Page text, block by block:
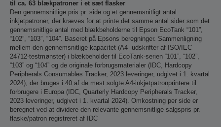
til ca. 63 blækpatroner i et sæt flasker
Den gennemsnitlige pris pr. side og et gennemsnitligt antal
inkjetpatroner, der kræves for at printe det samme antal sider som det
gennemsnitlige antal med blækbeholderne til Epson EcoTank “101”,
“102”, “103”, “104”. Baseret på Epsons beregninger. Sammenligning
mellem den gennemsnitlige kapacitet (A4- udskrifter af ISO/IEC
24712-testmønster) i blækbeholder til EcoTank-serien “101”, “102”,
“103” og “104” og de originale forbrugsmaterialer (IDC, Hardcopy
Peripherals Consumables Tracker, 2023 leveringer, udgivet i 1. kvartal
2024), der bruges i 40 af de mest solgte A4-inkjetpatronprintere til
forbrugere i Europa (IDC, Quarterly Hardcopy Peripherals Tracker,
2023 leveringer, udgivet i 1. kvartal 2024). Omkostning per side er
beregnet ved at dividere den relevante gennemsnitlige salgspris pr.
flaske/patron registreret af IDC